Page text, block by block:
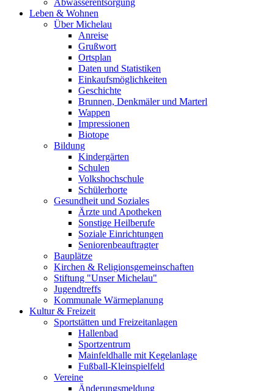
Abwasserentsorgung
Leben & Wohnen
Über Michelau
Anreise
Grußwort
Ortsplan
Daten und Statistiken
Einkaufsmöglichkeiten
Geschichte
Brunnen, Denkmäler und Marterl
Wappen
Impressionen
Biotope
Bildung
Kindergärten
Schulen
Volkshochschule
Schülerhorte
Gesundheit und Soziales
Ärzte und Apotheken
Sonstige Heilberufe
Soziale Einrichtungen
Seniorenbeauftragter
Bauplätze
Kirchen & Religionsgemeinschaften
Stiftung "Unser Michelau"
Jugendtreffs
Kommunale Wärmeplanung
Kultur & Freizeit
Sportstätten und Freizeitanlagen
Hallenbad
Sportzentrum
Mainfeldhalle mit Kegelanlage
Fußball-Kleinspielfeld
Vereine
Änderungsmeldung